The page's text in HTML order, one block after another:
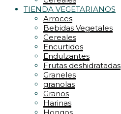
TIENDA VEGETARIANOS
Arroces
Bebidas Vegetales
Cereales
Encurtidos
Endulzantes
Frutas deshidratadas
Graneles
granolas
Granos
Harinas